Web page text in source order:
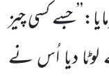
کسی چیز
دیا اُس نے